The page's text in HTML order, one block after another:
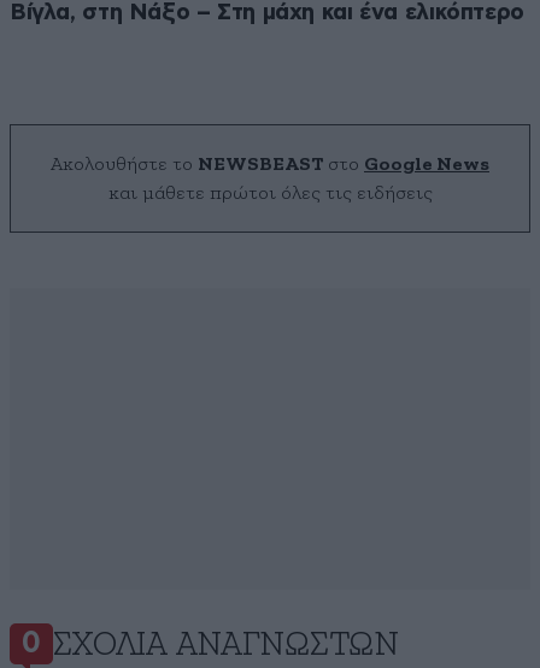
Βίγλα, στη Νάξο – Στη μάχη και ένα ελικόπτερο
Ακολουθήστε το NEWSBEAST στο Google News
και μάθετε πρώτοι όλες τις ειδήσεις
0 ΣΧΌΛΙΑ ΑΝΑΓΝΩΣΤΏΝ